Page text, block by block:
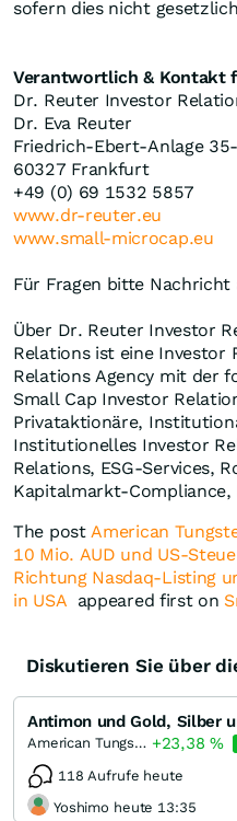
sofern dies nicht
Verantwortlich & Kontakt
Dr. Reuter Investor
Dr. Eva Reuter
Friedrich-Ebert-Anlage
60327 Frankfurt
+49 (0) 69 1532 5857
www.dr-reuter.eu
www.small-microcap.eu
Für Fragen bitte Nachricht
Über Dr. Reuter Investor
Relations ist eine Investor
Relations Agency mit der
Small Cap Investor
Privataktionäre,
Institutionelles Investor
Relations, ESG-Services,
Kapitalmarkt-Compliance,
The postAmerican
10 Mio. AUD und US-
Richtung Nasdaq-Listing
in USA appeared first on
Diskutieren Sie über
Antimon und Gold, Silber
American Tungsten & Antimony +23,38 %
118 Aufrufe heute
Yoshimo heute 13:35